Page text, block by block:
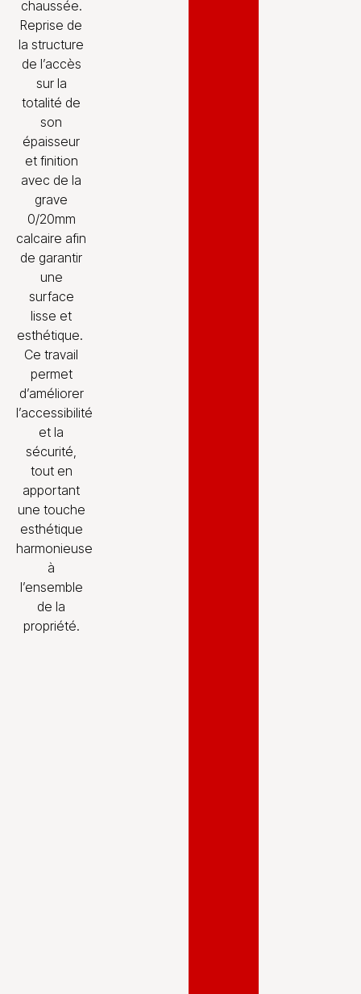
chaussée.
Reprise de
la structure
de l’accès
sur la
totalité de
son
épaisseur
et finition
avec de la
grave
0/20mm
calcaire afin
de garantir
une
surface
lisse et
esthétique.
Ce travail
permet
d’améliorer
l’accessibilité
et la
sécurité,
tout en
apportant
une touche
esthétique
harmonieuse
à
l’ensemble
de la
propriété.